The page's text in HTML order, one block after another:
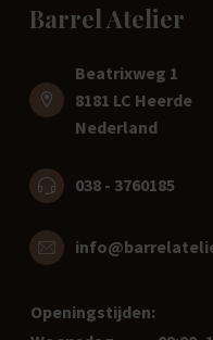
Barrel Atelier
Beatrixweg 1
8181 LC Heerde
Nederland
038 - 3760185
Openingstijden: